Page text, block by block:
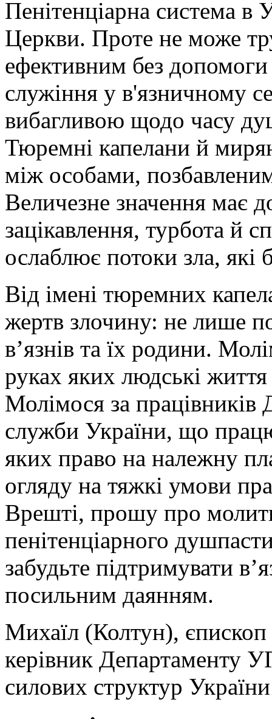
Пенітенціарна система в
Церкви. Проте не може
ефективним без
служіння у в'язничному
вибагливою щодо часу
Тюремні капелани й
між особами,
Величезне значення має
зацікавлення, турбота й
ослаблює потоки зла,
Від імені тюремних
жертв злочину: не лише
в’язнів та їх родини.
руках яких людські
Молімося за працівників
служби України, що
яких право на належну
огляду на тяжкі умови
Врешті, прошу про
пенітенціарного
забудьте підтримувати
посильним даянням.
Михаїл (Колтун),
керівник Департаменту
силових структур України